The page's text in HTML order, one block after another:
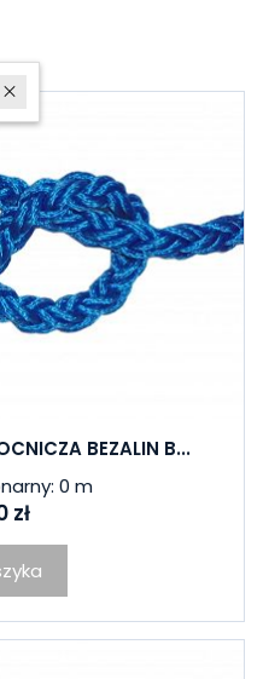
BEZALIN B...
0 m
zł
interesują się3osoby.